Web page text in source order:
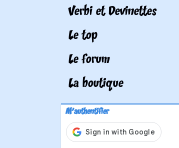
Verbi et Devinettes
Le top
Le forum
La boutique
M'authentifier